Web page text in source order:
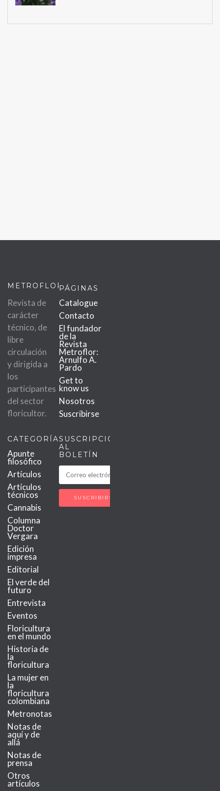
METROFLOR
Revista de
carácter
técnico, de
libre
circulación
y dirigida a
los
participantes
del sector
floricultor.
PÁGINAS
Catalogue
Contacto
El fundador
de la
Revista
Metroflor:
Arnulfo A.
Pardo
Get to
know us
Nosotros
Suscribirse
CATEGORÍAS
Apunte
filosófico
Artículos
Artículos
técnicos
Cannabis
Columna
Doctor
Vergara
Edición
impresa
Editorial
El verde del
futuro
Entrevista
Eventos
Floricultura
en el mundo
Historia de
la
floricultura
La mujer en
la
floricultura
colombiana
Metronotas
Notas de
aquí y de
allá
Notas de
prensa
Otros
artículos
SUSCRIPCIÓN
AL
BOLETÍN